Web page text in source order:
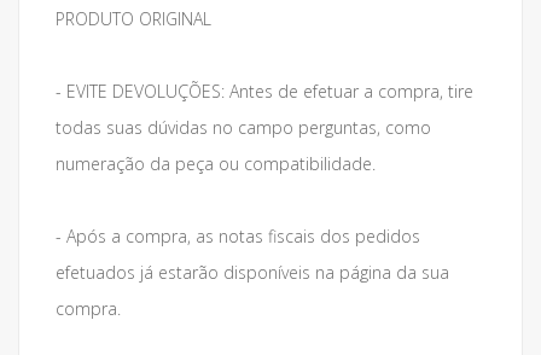
PRODUTO ORIGINAL
- EVITE DEVOLUÇÕES: Antes de efetuar a compra, tire
todas suas dúvidas no campo perguntas, como
numeração da peça ou compatibilidade.
- Após a compra, as notas fiscais dos pedidos
efetuados já estarão disponíveis na página da sua
compra.